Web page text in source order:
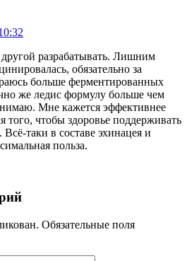
разрабатывать. Лишним
обязательно за
больше ферментированных
же ледис формулу больше чем
Мне кажется эффективнее
того, чтобы здоровье поддерживать
таки в составе эхинацея и
польза.
Обязательные поля